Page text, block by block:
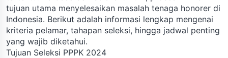
tujuan utama menyelesaikan masalah tenaga honorer di
Indonesia. Berikut adalah informasi lengkap mengenai
kriteria pelamar, tahapan seleksi, hingga jadwal penting
yang wajib diketahui.
Tujuan Seleksi PPPK 2024